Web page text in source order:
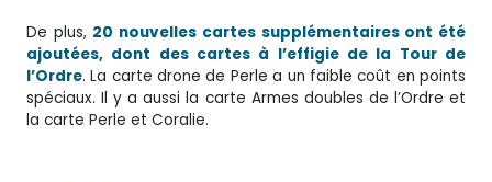
De plus, 20 nouvelles cartes supplémentaires ont été
ajoutées, dont des cartes à l’effigie de la Tour de
l’Ordre. La carte drone de Perle a un faible coût en points
spéciaux. Il y a aussi la carte Armes doubles de l’Ordre et
la carte Perle et Coralie.